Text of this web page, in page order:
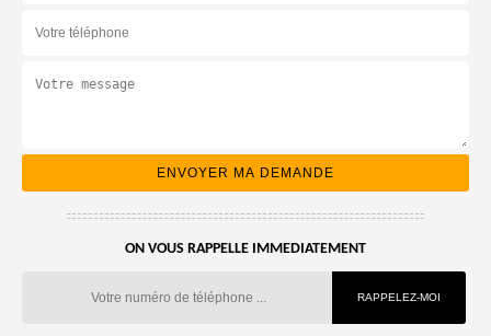
ON VOUS RAPPELLE IMMEDIATEMENT